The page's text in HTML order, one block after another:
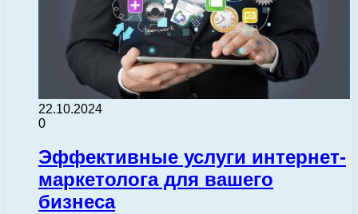
22.10.2024
0
Эффективные услуги интернет-
маркетолога для вашего
бизнеса